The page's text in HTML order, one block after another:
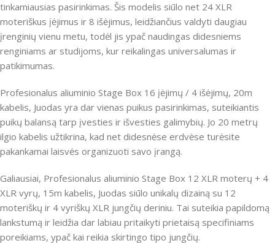
tinkamiausias pasirinkimas. Šis modelis siūlo net 24 XLR
moteriškus įėjimus ir 8 išėjimus, leidžiančius valdyti daugiau
įrenginių vienu metu, todėl jis ypač naudingas didesniems
renginiams ar studijoms, kur reikalingas universalumas ir
patikimumas.
Profesionalus aliuminio Stage Box 16 įėjimų / 4 išėjimų, 20m
kabelis, Juodas yra dar vienas puikus pasirinkimas, suteikiantis
puikų balansą tarp įvesties ir išvesties galimybių. Jo 20 metrų
ilgio kabelis užtikrina, kad net didesnėse erdvėse turėsite
pakankamai laisvės organizuoti savo įrangą.
Galiausiai, Profesionalus aliuminio Stage Box 12 XLR moterų + 4
XLR vyrų, 15m kabelis, Juodas siūlo unikalų dizainą su 12
moteriškų ir 4 vyriškų XLR jungčių deriniu. Tai suteikia papildomą
lankstumą ir leidžia dar labiau pritaikyti prietaisą specifiniams
poreikiams, ypač kai reikia skirtingo tipo jungčių.